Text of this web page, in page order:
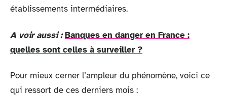
établissements intermédiaires.
A voir aussi : Banques en danger en France :
quelles sont celles à surveiller ?
Pour mieux cerner l’ampleur du phénomène, voici ce
qui ressort de ces derniers mois :